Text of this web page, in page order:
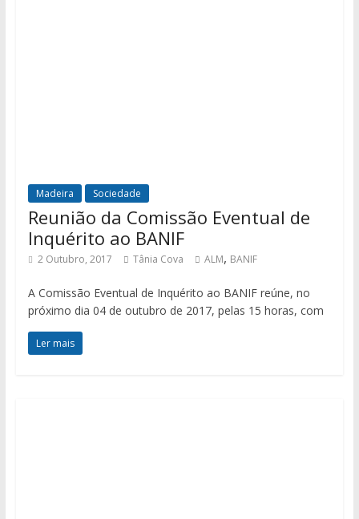
Madeira Sociedade
Reunião da Comissão Eventual de
Inquérito ao BANIF
2 Outubro, 2017 Tânia Cova ALM, BANIF
A Comissão Eventual de Inquérito ao BANIF reúne, no
próximo dia 04 de outubro de 2017, pelas 15 horas, com
Ler mais